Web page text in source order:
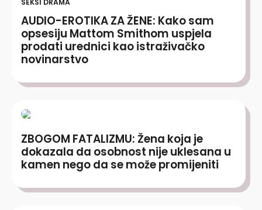
AUDIO-EROTIKA ZA ŽENE: Kako sam
opsesiju Mattom Smithom uspjela
prodati urednici kao istraživačko
novinarstvo
ZBOGOM FATALIZMU: Žena koja je
dokazala da osobnost nije uklesana u
kamen nego da se može promijeniti